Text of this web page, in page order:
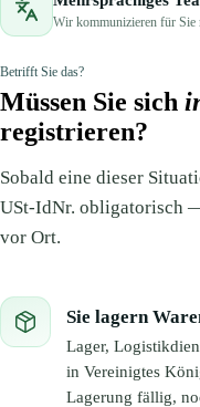
Wir kommunizieren für Sie
Betrifft Sie das?
Müssen Sie sich
registrieren?
Sobald eine dieser
USt-IdNr. obligatorisch
vor Ort.
Sie lagern
Lager,
in Vereinigtes
Lagerung fällig,